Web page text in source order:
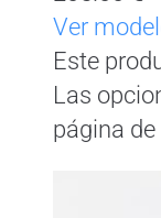
Ver
Este
Las
página